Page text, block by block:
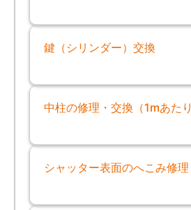
鍵（シリンダー）交換
中柱の修理・交換（1mあたり
シャッター表面のへこみ修理